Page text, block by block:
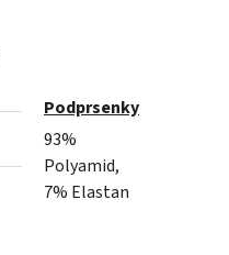
Podprsenky
93%
Polyamid,
7% Elastan